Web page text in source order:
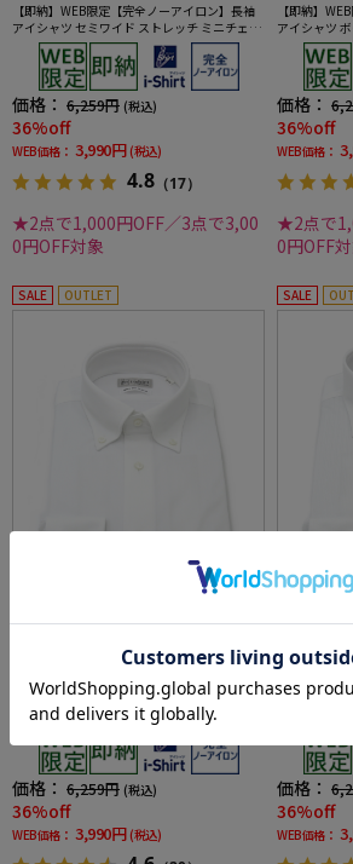
【即納】WEB限定【完全ノーアイロン】長袖
アイシャツ セミワイド ストレッチ ミニチェッ
ク柄 i-shirt ワイシャツ 通年
価格： 6,259円 (税込)
36%off
WEB価格： 3,990円 (税込)
4.8 （17）
★2点で1,000円OFF／3点で3,00
0円OFF対象
【即納】
アイシャツ
ロンビック
価格：
36%off
WEB価格：
★2点で
0円OFF
SALE OUTLET
全2色
【即納】WEB限定【完全ノーアイロン】長袖
アイシャツ ボタンダウン ストレッチ ストライ
価格： 6,259円 (税込)
36%off
WEB価格： 3,990円 (税込)
SALE
【即納】
価格：
36%off
WEB価格：